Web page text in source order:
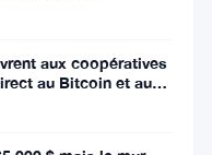
aux coopératives
au Bitcoin et aux